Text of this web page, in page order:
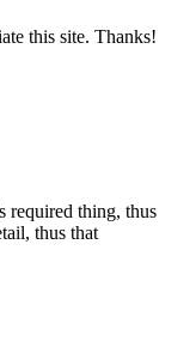
this site. Thanks!
required thing, thus
thus that